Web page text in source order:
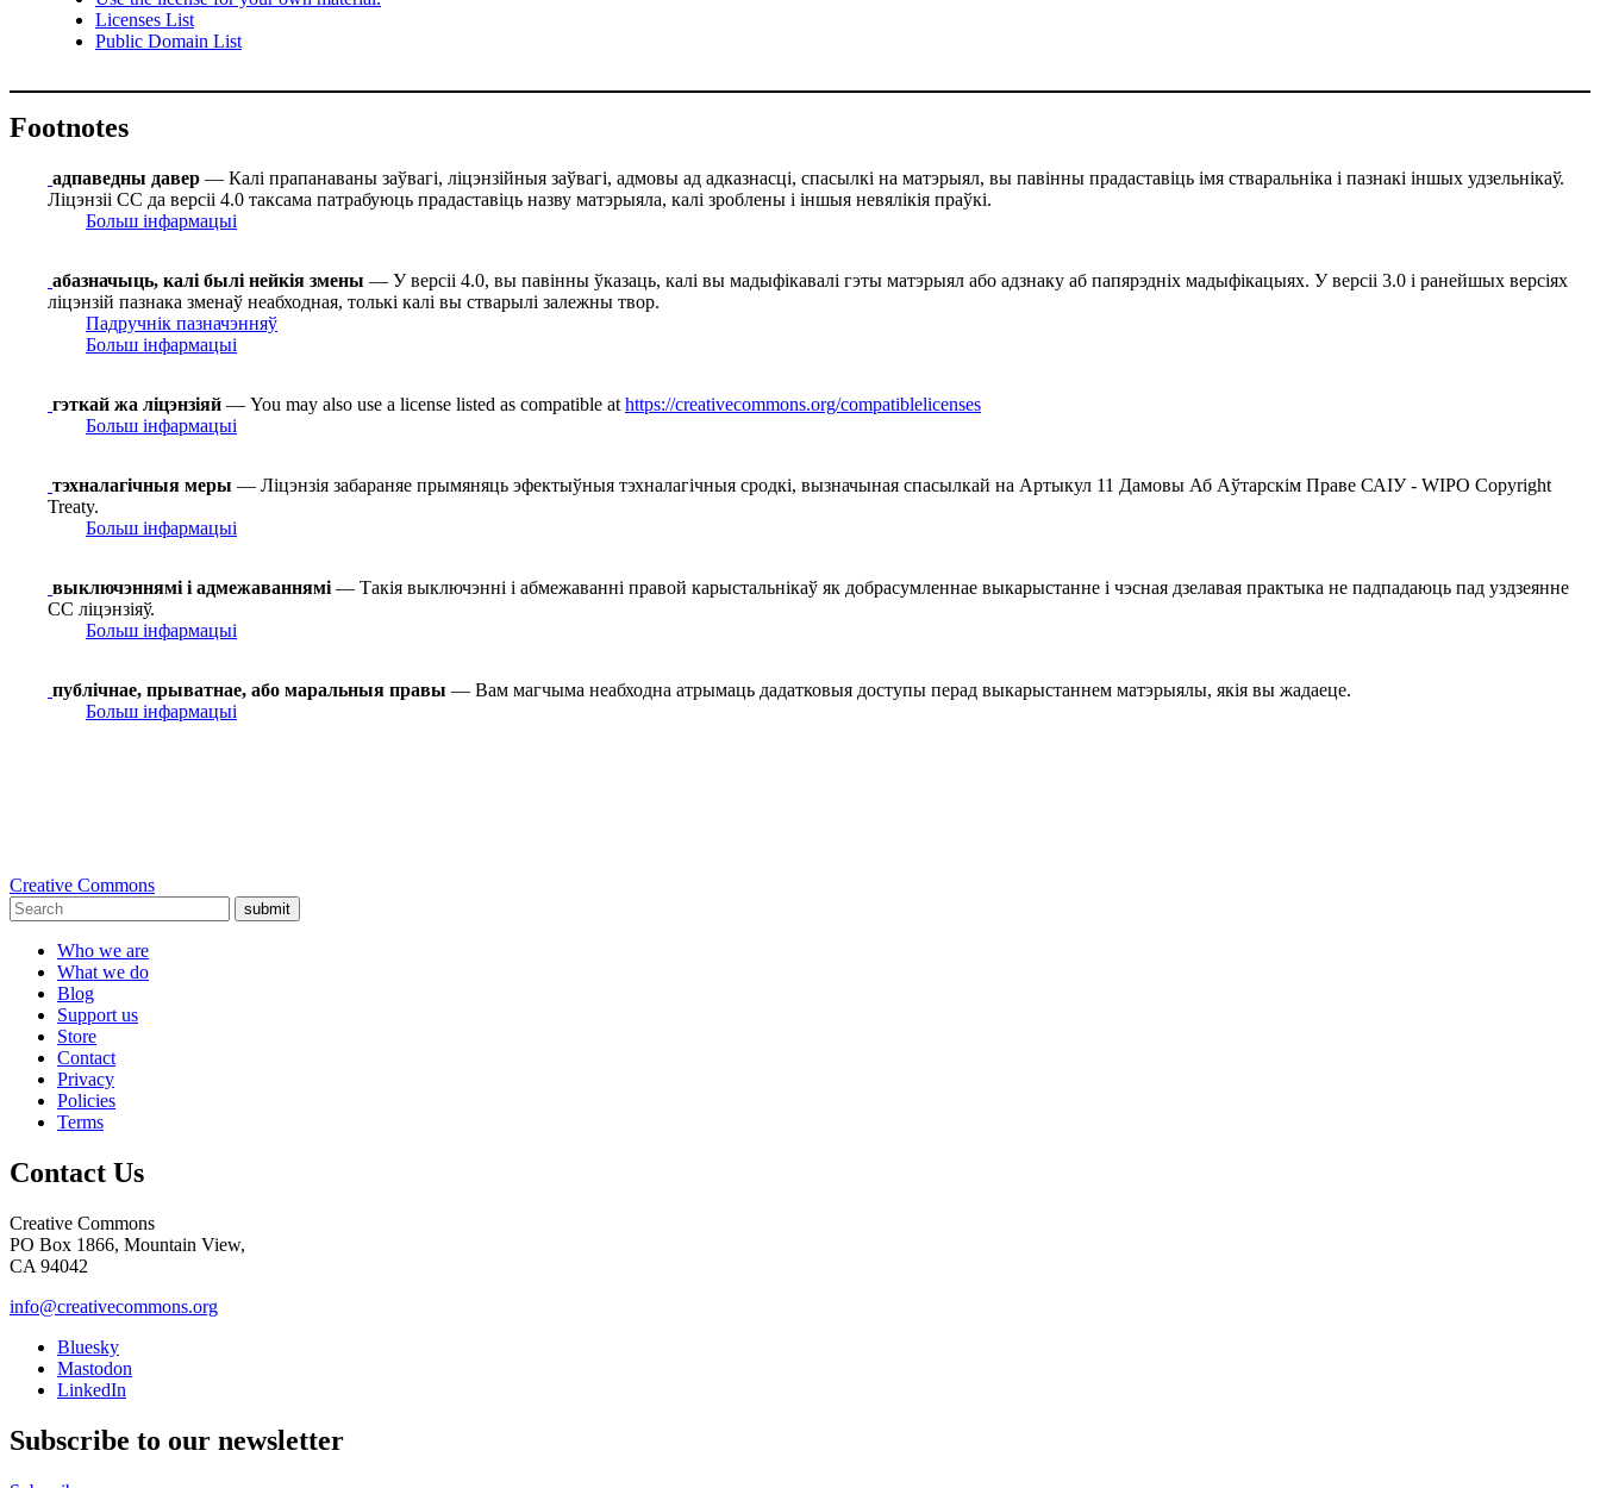
Licenses List
Public Domain List
Footnotes
адпаведны давер — Калі прапанаваны заўвагі, ліцэнзійныя заўвагі, адмовы ад адказнасці, спасылкі на матэрыял, вы павінны прадаставіць імя стваральніка і пазнакі іншых удзельнікаў.
Ліцэнзіі СС да версіі 4.0 таксама патрабуюць прадаставіць назву матэрыяла, калі зроблены і іншыя невялікія праўкі.
Больш інфармацыі
абазначыць, калі былі нейкія змены — У версіі 4.0, вы павінны ўказаць, калі вы мадыфікавалі гэты матэрыял або адзнаку аб папярэдніх мадыфікацыях. У версіі 3.0 і ранейшых версіях
ліцэнзій пазнака зменаў неабходная, толькі калі вы стварылі залежны твор.
Падручнік пазначэнняў
Больш інфармацыі
гэткай жа ліцэнзіяй — You may also use a license listed as compatible at https://creativecommons.org/compatiblelicenses
Больш інфармацыі
тэхналагічныя меры — Ліцэнзія забараняе прымяняць эфектыўныя тэхналагічныя сродкі, вызначыная спасылкай на Артыкул 11 Дамовы Аб Аўтарскім Праве САІУ - WIPO Copyright
Treaty.
Больш інфармацыі
выключэннямі і адмежаваннямі — Такія выключэнні і абмежаванні правой карыстальнікаў як добрасумленнае выкарыстанне і чэсная дзелавая практыка не падпадаюць пад уздзеянне
СС ліцэнзіяў.
Больш інфармацыі
публічнае, прыватнае, або маральныя правы — Вам магчыма неабходна атрымаць дадатковыя доступы перад выкарыстаннем матэрыялы, якія вы жадаеце.
Больш інфармацыі
Creative Commons
submit
Who we are
What we do
Blog
Support us
Store
Contact
Privacy
Policies
Terms
Contact Us
Creative Commons
PO Box 1866, Mountain View,
CA 94042
info@creativecommons.org
Bluesky
Mastodon
LinkedIn
Subscribe to our newsletter